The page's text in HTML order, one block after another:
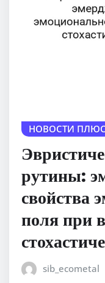
НОВОСТИ ПЛЮС
рутины:
свойства
поля при
sib_ecometal